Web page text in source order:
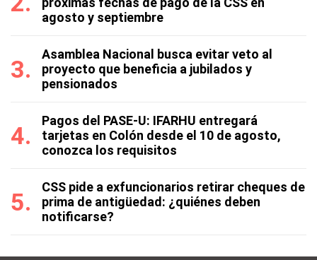
agosto y septiembre
Asamblea Nacional busca evitar veto al
proyecto que beneficia a jubilados y
pensionados
Pagos del PASE-U: IFARHU entregará
tarjetas en Colón desde el 10 de agosto,
conozca los requisitos
CSS pide a exfuncionarios retirar cheques de
prima de antigüedad: ¿quiénes deben
notificarse?